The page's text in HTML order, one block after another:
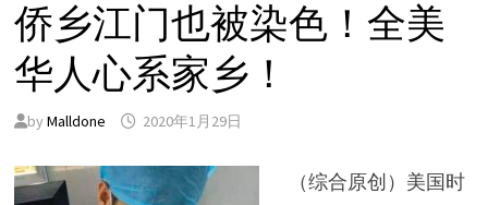
侨乡江门也被染色！全美
华人心系家乡！
by Malldone 2020年1月29日
（综合原创）美国时